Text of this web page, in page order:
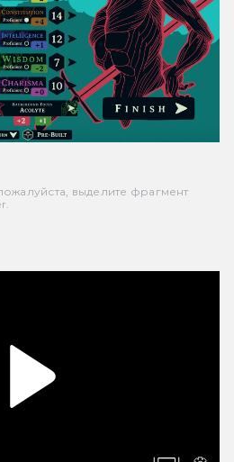
выделите фрагмент